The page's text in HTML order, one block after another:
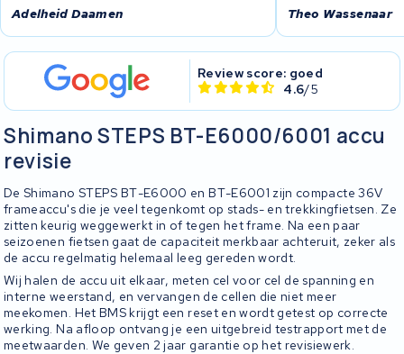
Adelheid Daamen
Theo Wassenaar
Review score: goed
4.6/5
Shimano STEPS BT-E6000/6001 accu
revisie
De Shimano STEPS BT-E6000 en BT-E6001 zijn compacte 36V
frameaccu's die je veel tegenkomt op stads- en trekkingfietsen. Ze
zitten keurig weggewerkt in of tegen het frame. Na een paar
seizoenen fietsen gaat de capaciteit merkbaar achteruit, zeker als
de accu regelmatig helemaal leeg gereden wordt.
Wij halen de accu uit elkaar, meten cel voor cel de spanning en
interne weerstand, en vervangen de cellen die niet meer
meekomen. Het BMS krijgt een reset en wordt getest op correcte
werking. Na afloop ontvang je een uitgebreid testrapport met de
meetwaarden. We geven 2 jaar garantie op het revisiewerk.